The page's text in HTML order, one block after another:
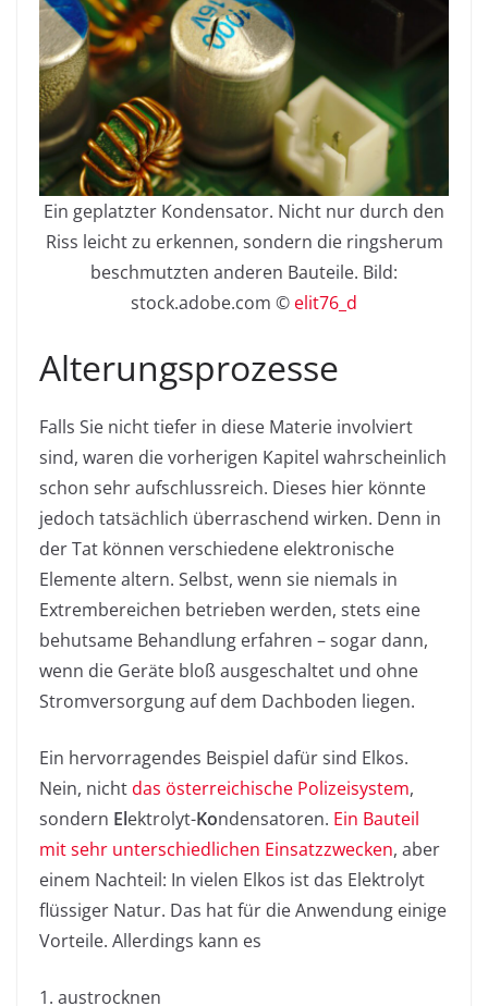
Ein geplatzter Kondensator. Nicht nur durch den
Riss leicht zu erkennen, sondern die ringsherum
beschmutzten anderen Bauteile. Bild:
stock.adobe.com © elit76_d
Alterungsprozesse
Falls Sie nicht tiefer in diese Materie involviert
sind, waren die vorherigen Kapitel wahrscheinlich
schon sehr aufschlussreich. Dieses hier könnte
jedoch tatsächlich überraschend wirken. Denn in
der Tat können verschiedene elektronische
Elemente altern. Selbst, wenn sie niemals in
Extrembereichen betrieben werden, stets eine
behutsame Behandlung erfahren – sogar dann,
wenn die Geräte bloß ausgeschaltet und ohne
Stromversorgung auf dem Dachboden liegen.
Ein hervorragendes Beispiel dafür sind Elkos.
Nein, nichtdas österreichische Polizeisystem,
sondern Elektrolyt-Kondensatoren. Ein Bauteil
mit sehr unterschiedlichen Einsatzzwecken, aber
einem Nachteil: In vielen Elkos ist das Elektrolyt
flüssiger Natur. Das hat für die Anwendung einige
Vorteile. Allerdings kann es
1. austrocknen